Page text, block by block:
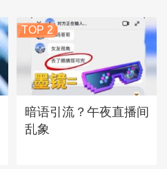
TOP 2
暗语引流？午夜直播间
乱象